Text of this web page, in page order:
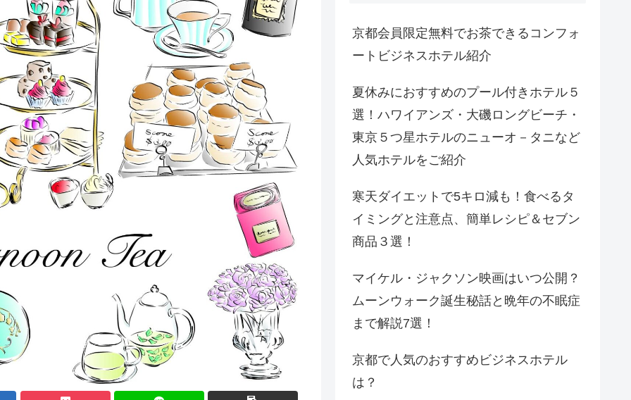
京都会員限定無料でお茶できるコンフォ
ートビジネスホテル紹介
夏休みにおすすめのプール付きホテル５
選！ハワイアンズ・大磯ロングビーチ・
東京５つ星ホテルのニューオ－タニなど
人気ホテルをご紹介
寒天ダイエットで5キロ減も！食べるタ
イミングと注意点、簡単レシピ＆セブン
商品３選！
マイケル・ジャクソン映画はいつ公開？
ムーンウォーク誕生秘話と晩年の不眠症
まで解説7選！
京都で人気のおすすめビジネスホテル
は？